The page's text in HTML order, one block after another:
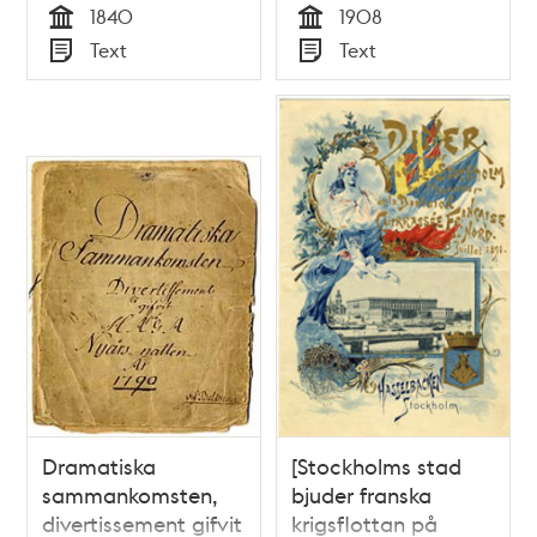
Tid
1840
Typ
Text Tid
1908
Typ
Text
Dramatiska
sammankomsten,
divertissement gifvit
[Stockholms stad
bjuder franska
krigsflottan på